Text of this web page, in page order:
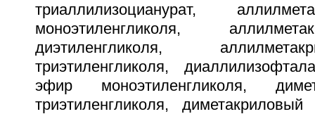
триаллилизоцианурат,
моноэтиленгликоля,
диэтиленгликоля,
триэтиленгликоля,
эфир моноэтиленгликоля,
триэтиленгликоля,